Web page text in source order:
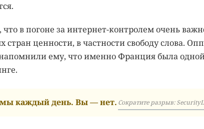
в погоне за интернет-контролем очень
ценности, в частности свободу слова.
ему, что именно Франция была
каждый день. Вы — нет. Сократите разрыв: